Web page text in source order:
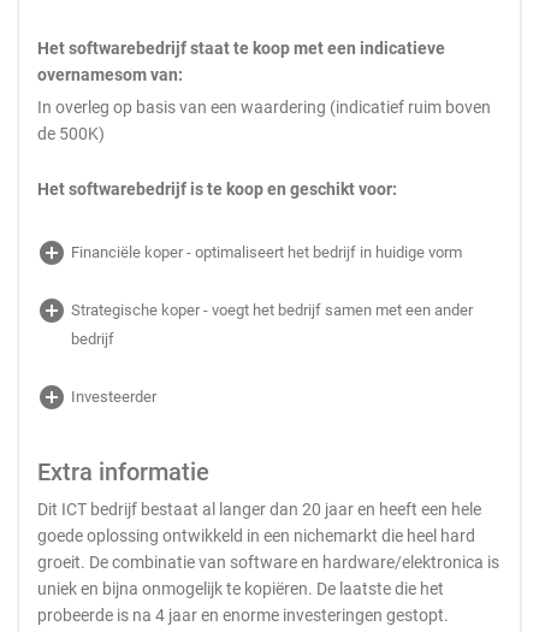
Het softwarebedrijf staat te koop met een indicatieve
overnamesom van:
In overleg op basis van een waardering (indicatief ruim boven
de 500K)
Het softwarebedrijf is te koop en geschikt voor:
add_circle Financiële koper - optimaliseert het bedrijf in huidige vorm
add_circle Strategische koper - voegt het bedrijf samen met een ander
bedrijf
add_circle Investeerder
Extra informatie
Dit ICT bedrijf bestaat al langer dan 20 jaar en heeft een hele
goede oplossing ontwikkeld in een nichemarkt die heel hard
groeit. De combinatie van software en hardware/elektronica is
uniek en bijna onmogelijk te kopiëren. De laatste die het
probeerde is na 4 jaar en enorme investeringen gestopt.